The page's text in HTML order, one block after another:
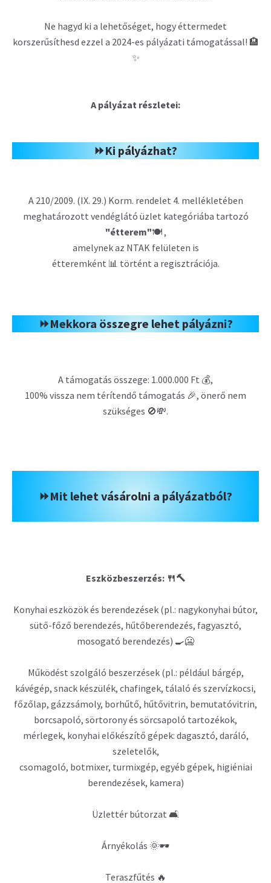
Ne hagyd ki a lehetőséget, hogy éttermedet
korszerűsíthesd ezzel a 2024-es pályázati támogatással! 🏨
✨
A pályázat részletei:
⏩Ki pályázhat?
A 210/2009. (IX. 29.) Korm. rendelet 4. mellékletében
meghatározott vendéglátó üzlet kategóriába tartozó
"étterem"🍽 ,
amelynek az NTAK felületen is
étteremként 📊 történt a regisztrációja.
⏩Mekkora összegre lehet pályázni?
A támogatás összege: 1.000.000 Ft 💰,
100% vissza nem térítendő támogatás 🎉, önerő nem
szükséges 🚫💸.
⏩Mit lehet vásárolni a pályázatból?
Eszközbeszerzés: 🍴🔨
Konyhai eszközök és berendezések (pl.: nagykonyhai bútor,
sütő-főző berendezés, hűtőberendezés, fagyasztó,
mosogató berendezés) 🍳🥶
Működést szolgáló beszerzések (pl.: például bárgép,
kávégép, snack készülék, chafingek, tálaló és szervízkocsi,
főzőlap, gázzsámoly, borhűtő, hűtővitrin, bemutatóvitrin,
borcsapoló, sörtorony és sörcsapoló tartozékok,
mérlegek, konyhai előkészítő gépek: dagasztó, daráló,
szeletelők,
csomagoló, botmixer, turmixgép, egyéb gépek, higiéniai
berendezések, kamera)
Üzlettér bútorzat 🛋️
Árnyékolás 🌞🕶️
Teraszfűtés 🔥